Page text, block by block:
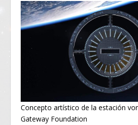
Concepto artístico de la estación
Gateway Foundation